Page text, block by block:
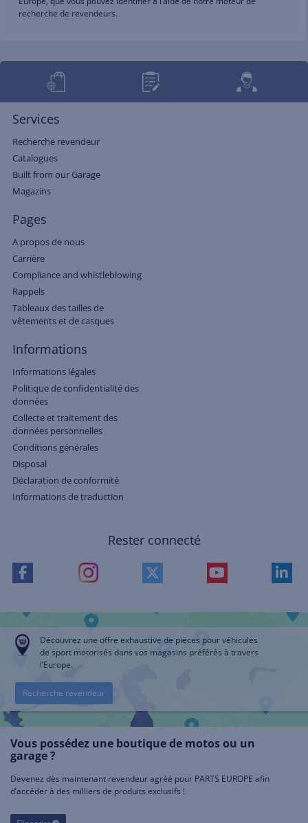
recherche de revendeurs.
Services
Recherche revendeur
Catalogues
Built from our Garage
Magazins
Pages
A propos de nous
Carrière
Compliance and whistleblowing
Rappels
Tableaux des tailles de
vêtements et de casques
Informations
Informations légales
Politique de confidentialité des
données
Collecte et traitement des
données personnelles
Conditions générales
Disposal
Déclaration de conformité
Informations de traduction
Rester connecté
Découvrez une offre exhaustive de pièces pour véhicules
de sport motorisés dans vos magasins préférés à travers
l’Europe.
Recherche revendeur
Vous possédez une boutique de motos ou un
garage ?
Devenez dès maintenant revendeur agréé pour PARTS EUROPE afin
d’accéder à des milliers de produits exclusifs !